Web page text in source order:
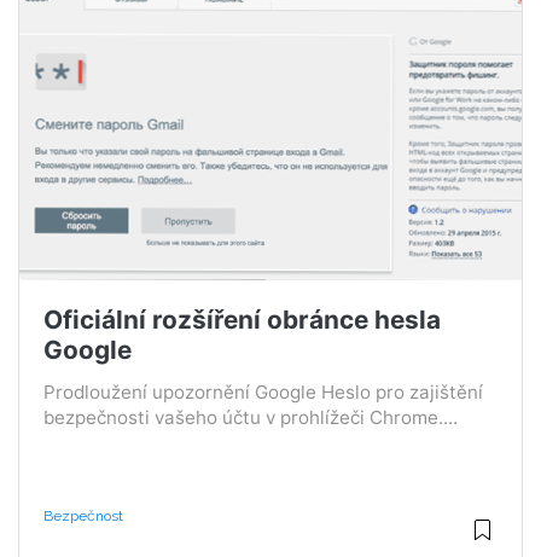
Oficiální rozšíření obránce hesla
Google
Prodloužení upozornění Google Heslo pro zajištění
bezpečnosti vašeho účtu v prohlížeči Chrome....
Bezpečnost